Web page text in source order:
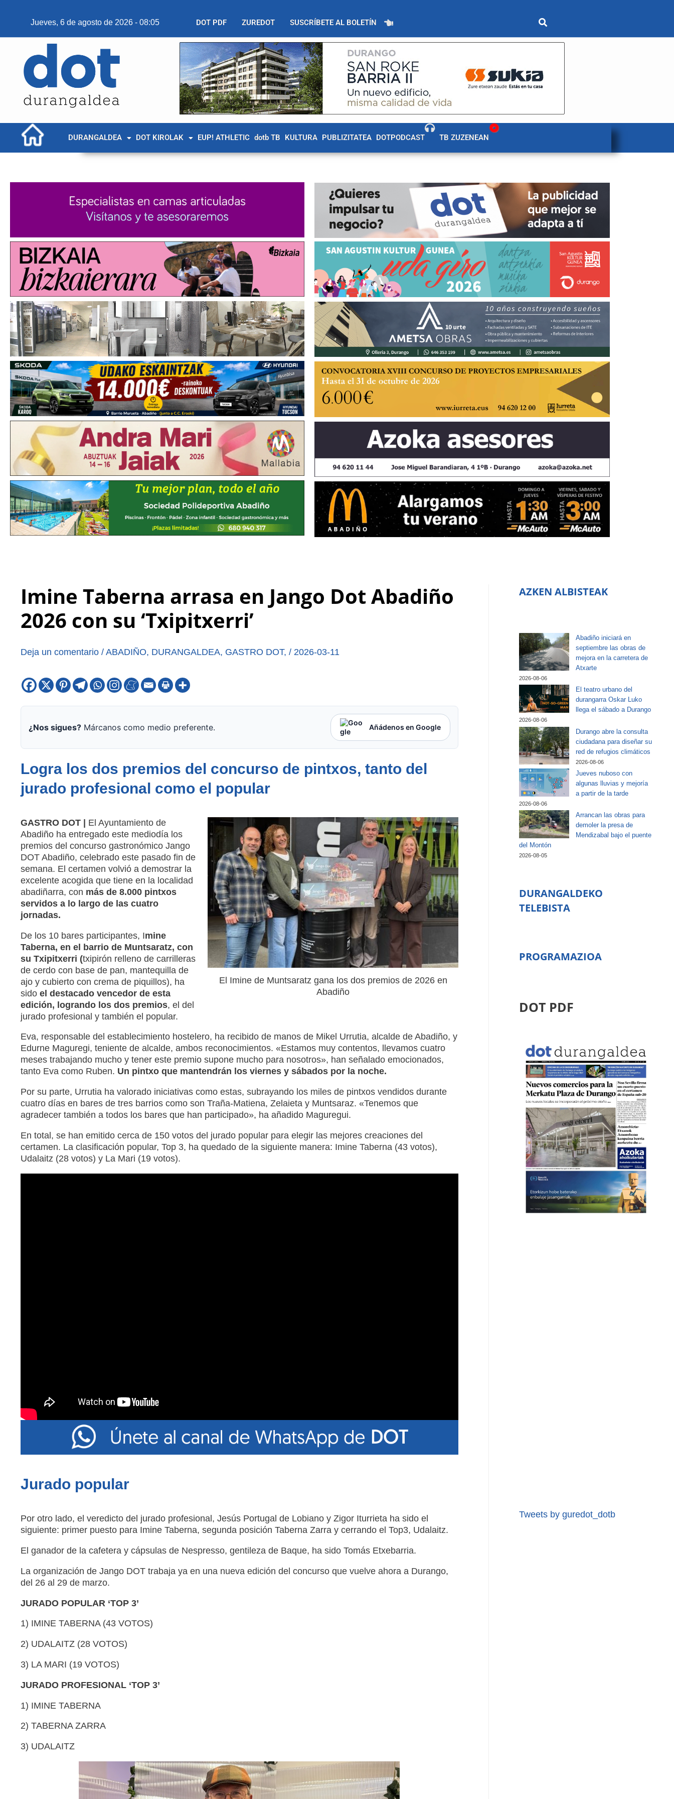
Jueves, 6 de agosto de 2026 - 08:05 DOT PDF ZUREDOT SUSCRÍBETE AL BOLETÍN
DURANGALDEA DOT KIROLAK EUP! ATHLETIC dotb TB KULTURA PUBLIZITATEA DOTPODCAST TB ZUZENEAN
Imine Taberna arrasa en Jango Dot Abadiño
2026 con su ‘Txipitxerri’
Deja un comentario / ABADIÑO, DURANGALDEA, GASTRO DOT, / 2026-03-11
¿Nos sigues?Márcanos como medio preferente. Añádenos en Google
Logra los dos premios del concurso de pintxos, tanto del
jurado profesional como el popular
El Imine de Muntsaratz gana los dos premios de 2026 en
Abadiño
GASTRO DOT | El Ayuntamiento de
Abadiño ha entregado este mediodía los
premios del concurso gastronómico Jango
DOT Abadiño, celebrado este pasado fin de
semana. El certamen volvió a demostrar la
excelente acogida que tiene en la localidad
abadiñarra, con más de 8.000 pintxos
servidos a lo largo de las cuatro
jornadas.
De los 10 bares participantes, Imine
Taberna, en el barrio de Muntsaratz, con
su Txipitxerri (txipirón relleno de carrilleras
de cerdo con base de pan, mantequilla de
ajo y cubierto con crema de piquillos), ha
sido el destacado vencedor de esta
edición, logrando los dos premios, el del
jurado profesional y también el popular.
Eva, responsable del establecimiento hostelero, ha recibido de manos de Mikel Urrutia, alcalde de Abadiño, y
Edurne Maguregi, teniente de alcalde, ambos reconocimientos. «Estamos muy contentos, llevamos cuatro
meses trabajando mucho y tener este premio supone mucho para nosotros», han señalado emocionados,
tanto Eva como Ruben. Un pintxo que mantendrán los viernes y sábados por la noche.
Por su parte, Urrutia ha valorado iniciativas como estas, subrayando los miles de pintxos vendidos durante
cuatro días en bares de tres barrios como son Traña-Matiena, Zelaieta y Muntsaraz. «Tenemos que
agradecer también a todos los bares que han participado», ha añadido Maguregui.
En total, se han emitido cerca de 150 votos del jurado popular para elegir las mejores creaciones del
certamen. La clasificación popular, Top 3, ha quedado de la siguiente manera: Imine Taberna (43 votos),
Udalaitz (28 votos) y La Mari (19 votos).
Jurado popular
Por otro lado, el veredicto del jurado profesional, Jesús Portugal de Lobiano y Zigor Iturrieta ha sido el
siguiente: primer puesto para Imine Taberna, segunda posición Taberna Zarra y cerrando el Top3, Udalaitz.
El ganador de la cafetera y cápsulas de Nespresso, gentileza de Baque, ha sido Tomás Etxebarria.
La organización de Jango DOT trabaja ya en una nueva edición del concurso que vuelve ahora a Durango,
del 26 al 29 de marzo.
JURADO POPULAR ‘TOP 3’
1) IMINE TABERNA (43 VOTOS)
2) UDALAITZ (28 VOTOS)
3) LA MARI (19 VOTOS)
JURADO PROFESIONAL ‘TOP 3’
1) IMINE TABERNA
2) TABERNA ZARRA
3) UDALAITZ
AZKEN ALBISTEAK
Abadiño iniciará en
septiembre las obras de
mejora en la carretera de
Atxarte
2026-08-06
El teatro urbano del
durangarra Oskar Luko
llega el sábado a Durango
2026-08-06
Durango abre la consulta
ciudadana para diseñar su
red de refugios climáticos
2026-08-06
Jueves nuboso con
algunas lluvias y mejoría
a partir de la tarde
2026-08-06
Arrancan las obras para
demoler la presa de
Mendizabal bajo el puente
del Montón
2026-08-05
DURANGALDEKO
TELEBISTA
PROGRAMAZIOA
DOT PDF
Tweets by guredot_dotb